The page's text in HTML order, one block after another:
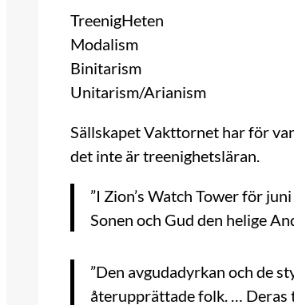
TreenigHeten
Modalism
Binitarism
Unitarism/Arianism
Sällskapet Vakttornet har för
det inte är treenighetsläran.
”I Zion’s Watch Tower för
Sonen och Gud den helige
”Den avgudadyrkan och de
återupprättade folk. … Deras